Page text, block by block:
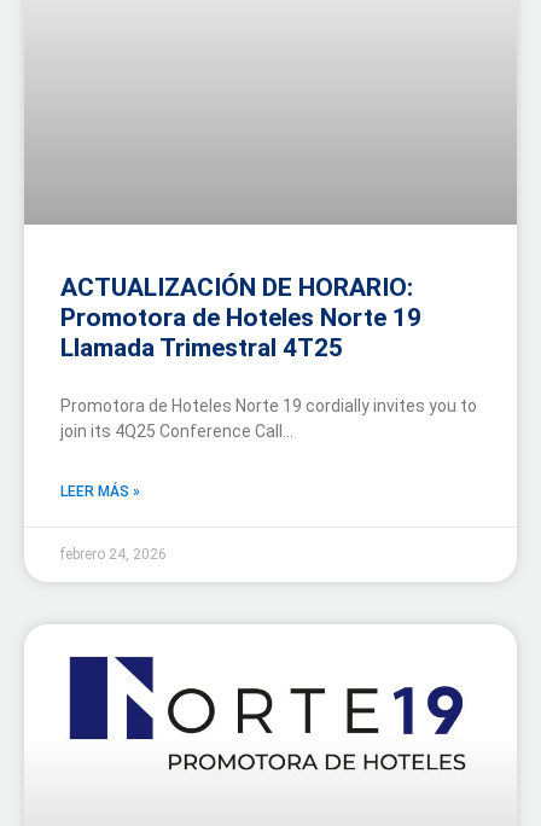
ACTUALIZACIÓN DE HORARIO:
Promotora de Hoteles Norte 19
Llamada Trimestral 4T25
Promotora de Hoteles Norte 19 cordially invites you to
join its 4Q25 Conference Call…
LEER MÁS »
febrero 24, 2026